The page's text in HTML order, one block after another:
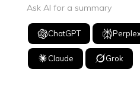
Ask AI for a summary
ChatGPT
Claude Grok